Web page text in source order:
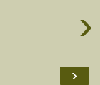
›
›